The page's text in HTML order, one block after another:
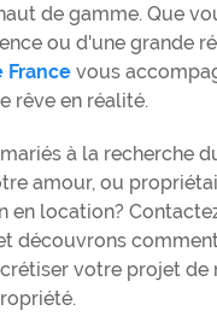
de gamme. Que
ou d'une grande
France vous
rêve en réalité.
à la recherche
amour, ou
en location?
découvrons
votre projet de